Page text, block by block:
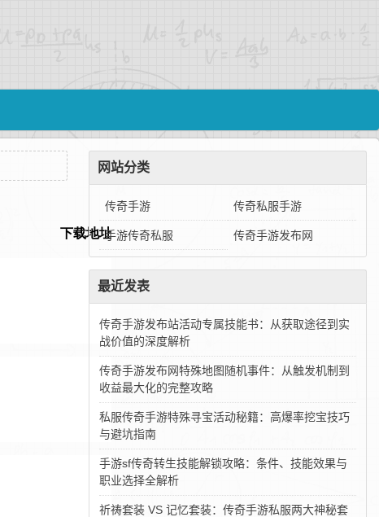
网站分类
传奇手游 传奇私服手游
手游传奇私服 传奇手游发布网
最近发表
传奇手游发布站活动专属技能书：从获取途径到实
战价值的深度解析
传奇手游发布网特殊地图随机事件：从触发机制到
收益最大化的完整攻略
私服传奇手游特殊寻宝活动秘籍：高爆率挖宝技巧
与避坑指南
手游sf传奇转生技能解锁攻略：条件、技能效果与
职业选择全解析
祈祷套装 VS 记忆套装：传奇手游私服两大神秘套